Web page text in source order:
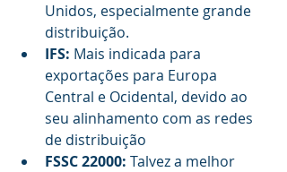
Unidos, especialmente grande
distribuição.
IFS: Mais indicada para
exportações para Europa
Central e Ocidental, devido ao
seu alinhamento com as redes
de distribuição
FSSC 22000: Talvez a melhor